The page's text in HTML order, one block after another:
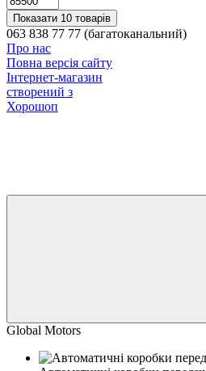
Показати 10 товарів
063 838 77 77 (багатоканальний)
Про нас
Повна версія сайту
Інтернет-магазин
створений з
Хорошоп
Global Motors